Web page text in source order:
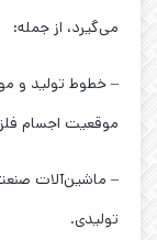
می‌گیرد، از جمله:
– خطوط تولید و
موقعیت اجسام
– ماشین‌آلات
تولیدی.